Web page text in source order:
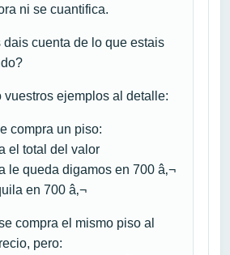
ni se cuantifica.
cuenta de lo que estais
vuestros ejemplos al detalle:
compra un piso:
el total del valor
le queda digamos en 700 â‚¬
en 700 â‚¬
compra el mismo piso al
pero: